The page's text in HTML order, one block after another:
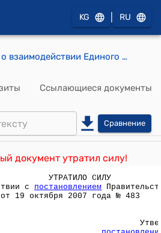
KG RU
Положение о взаимодействии Единого государственного регистра статистических единиц (ЕГРСЕ) с ведомственными реестрами (Утверждено постановлением Правительства Кыргызской Республики от 14 ноября 2003 года N 722)
Ссылающиеся документы
Сравнение
документ утратил силу!